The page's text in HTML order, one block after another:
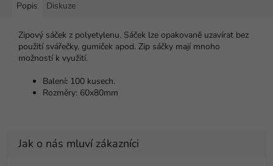
Popis Diskuze
Zipový sáček z polyetylenu. Sáček lze opakovaně uzavírat bez
použití svářečky, gumiček apod. Zip sáčky mají mnoho
možností k využití.
Balení: 100 kusech.
Rozměry: 60x80mm